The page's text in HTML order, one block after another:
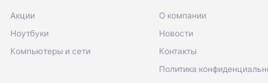
Акции
Ноутбуки
Компьютеры и сети
О компании
Новости
Контакты
Политика